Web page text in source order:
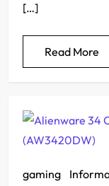
[…]
Read More
gaming